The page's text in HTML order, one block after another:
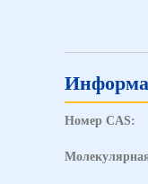
Номер CAS: